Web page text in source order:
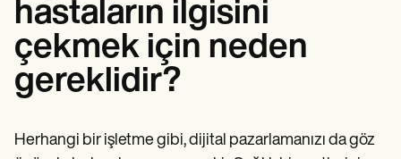
hastaların ilgisini
çekmek için neden
gereklidir?
Herhangi bir işletme gibi, dijital pazarlamanızı da göz